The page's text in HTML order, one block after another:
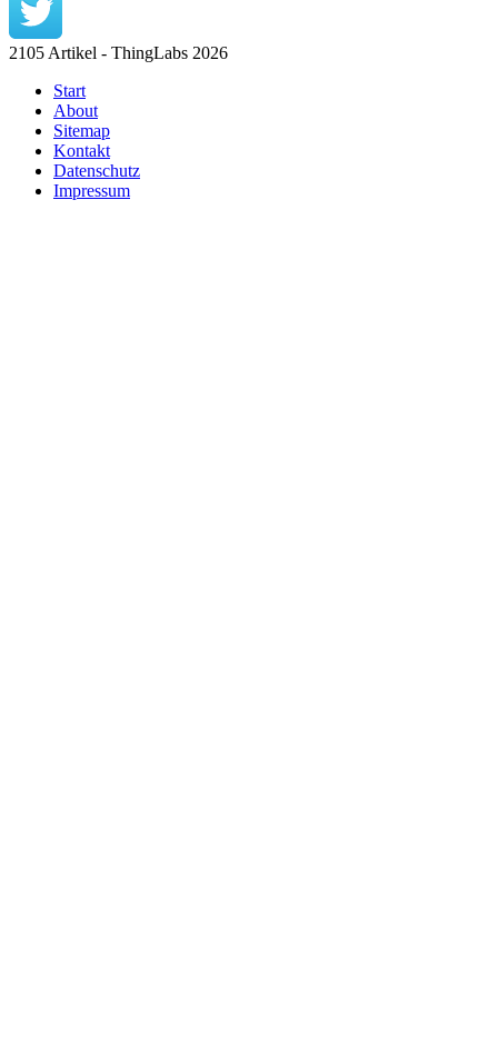
2105 Artikel - ThingLabs 2026
Start
About
Sitemap
Kontakt
Datenschutz
Impressum